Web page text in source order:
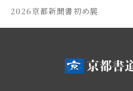
2026京都新聞書初め展